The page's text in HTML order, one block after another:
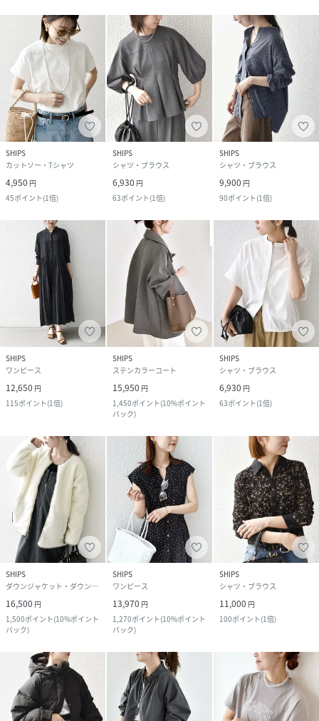
SHIPS
カットソー・Tシャツ
4,950 円
45ポイント(1倍)
SHIPS
シャツ・ブラウス
6,930 円
63ポイント(1倍)
SHIPS
シャツ・ブラウス
9,900 円
90ポイント(1倍)
SHIPS
ワンピース
12,650 円
115ポイント(1倍)
SHIPS
ステンカラーコート
15,950 円
1,450ポイント(10%ポイント
バック)
SHIPS
シャツ・ブラウス
6,930 円
63ポイント(1倍)
SHIPS
ダウンジャケット・ダウンベスト
16,500 円
1,500ポイント(10%ポイント
バック)
SHIPS
ワンピース
13,970 円
1,270ポイント(10%ポイント
バック)
SHIPS
シャツ・ブラウス
11,000 円
100ポイント(1倍)